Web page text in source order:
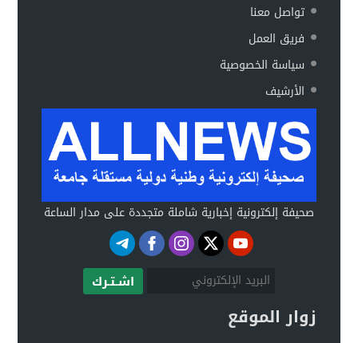
تواصل معنا
فريق العمل
سياسة الخصوصية
الأرشيف
صحيفة إلكترونية إخبارية شاملة متجددة على مدار الساعة
اشـتـرك
زوار الموقع